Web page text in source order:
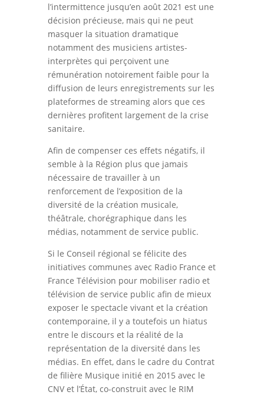
l’intermittence jusqu’en août 2021 est une
décision précieuse, mais qui ne peut
masquer la situation dramatique
notamment des musiciens artistes-
interprètes qui perçoivent une
rémunération notoirement faible pour la
diffusion de leurs enregistrements sur les
plateformes de streaming alors que ces
dernières profitent largement de la crise
sanitaire.
Afin de compenser ces effets négatifs, il
semble à la Région plus que jamais
nécessaire de travailler à un
renforcement de l’exposition de la
diversité de la création musicale,
théâtrale, chorégraphique dans les
médias, notamment de service public.
Si le Conseil régional se félicite des
initiatives communes avec Radio France et
France Télévision pour mobiliser radio et
télévision de service public afin de mieux
exposer le spectacle vivant et la création
contemporaine, il y a toutefois un hiatus
entre le discours et la réalité de la
représentation de la diversité dans les
médias. En effet, dans le cadre du Contrat
de filière Musique initié en 2015 avec le
CNV et l’État, co-construit avec le RIM